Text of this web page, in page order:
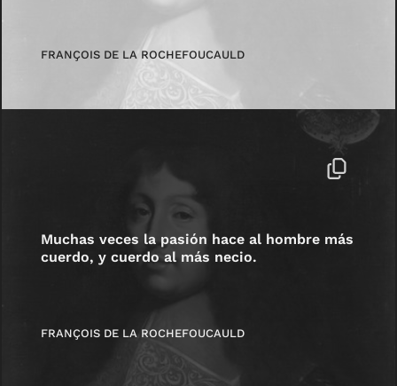
FRANÇOIS DE LA ROCHEFOUCAULD
Muchas veces la pasión hace al hombre más
cuerdo, y cuerdo al más necio.
FRANÇOIS DE LA ROCHEFOUCAULD